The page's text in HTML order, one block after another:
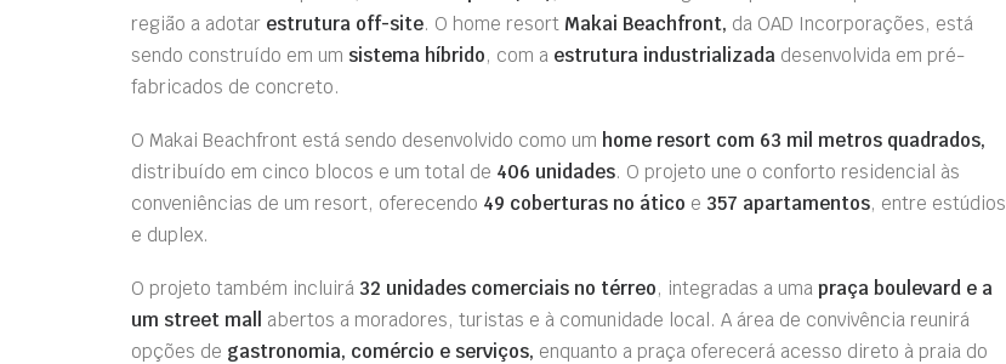
região a adotar estrutura off-site. O home resort Makai Beachfront, da OAD Incorporações, está
sendo construído em um sistema híbrido, com a estrutura industrializada desenvolvida em pré-
fabricados de concreto.
O Makai Beachfront está sendo desenvolvido como um home resort com 63 mil metros quadrados,
distribuído em cinco blocos e um total de 406 unidades. O projeto une o conforto residencial às
conveniências de um resort, oferecendo 49 coberturas no ático e 357 apartamentos, entre estúdios
e duplex.
O projeto também incluirá 32 unidades comerciais no térreo, integradas a uma praça boulevard e a
um street mall
abertos a moradores, turistas e à comunidade local. A área de convivência reunirá
opções de gastronomia, comércio e serviços, enquanto a praça oferecerá acesso direto à praia do